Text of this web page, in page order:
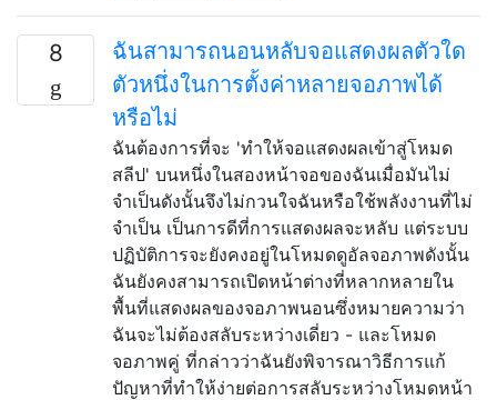
8
ฉันสามารถนอนหลับจอแสดงผลตัวใด
ตัวหนึ่งในการตั้งค่าหลายจอภาพได้
หรือไม่
ฉันต้องการที่จะ 'ทำให้จอแสดงผลเข้าสู่โหมด
สลีป' บนหนึ่งในสองหน้าจอของฉันเมื่อมันไม่
จำเป็นดังนั้นจึงไม่กวนใจฉันหรือใช้พลังงานที่ไม่
จำเป็น เป็นการดีที่การแสดงผลจะหลับ แต่ระบบ
ปฏิบัติการจะยังคงอยู่ในโหมดดูอัลจอภาพดังนั้น
ฉันยังคงสามารถเปิดหน้าต่างที่หลากหลายใน
พื้นที่แสดงผลของจอภาพนอนซึ่งหมายความว่า
ฉันจะไม่ต้องสลับระหว่างเดี่ยว - และโหมด
จอภาพคู่ ที่กล่าวว่าฉันยังพิจารณาวิธีการแก้
ปัญหาที่ทำให้ง่ายต่อการสลับระหว่างโหมดหน้า